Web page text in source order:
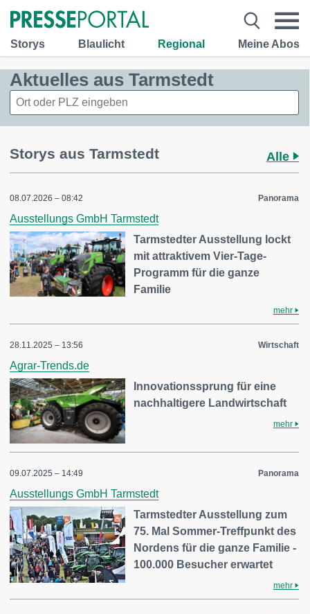
Storys Blaulicht Regional Meine Abos
Aktuelles aus Tarmstedt
Storys aus Tarmstedt Alle
08.07.2026 – 08:42 Panorama
Ausstellungs GmbH Tarmstedt
Tarmstedter Ausstellung lockt
mit attraktivem Vier-Tage-
Programm für die ganze
Familie
mehr
28.11.2025 – 13:56 Wirtschaft
Agrar-Trends.de
Innovationssprung für eine
nachhaltigere Landwirtschaft
mehr
09.07.2025 – 14:49 Panorama
Ausstellungs GmbH Tarmstedt
Tarmstedter Ausstellung zum
75. Mal Sommer-Treffpunkt des
Nordens für die ganze Familie -
100.000 Besucher erwartet
mehr